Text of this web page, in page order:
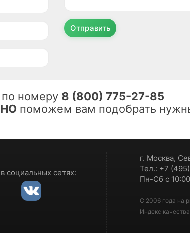
Отправить
номеру 8 (800) 775-27-85
поможем вам подобрать
социальных сетях:
г. Москва,
Тел.: +7
Пн-Сб с
С 2006 года на
Индекс